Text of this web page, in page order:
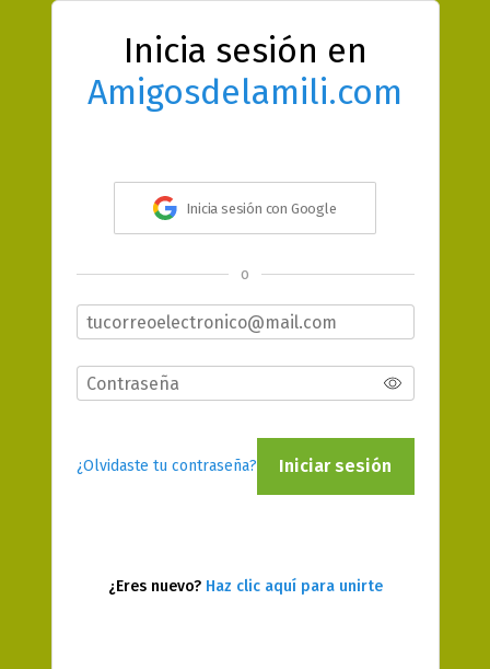
Inicia sesión en
Amigosdelamili.com
Inicia sesión con Google
o
¿Olvidaste tu contraseña? Iniciar sesión
¿Eres nuevo? Haz clic aquí para unirte